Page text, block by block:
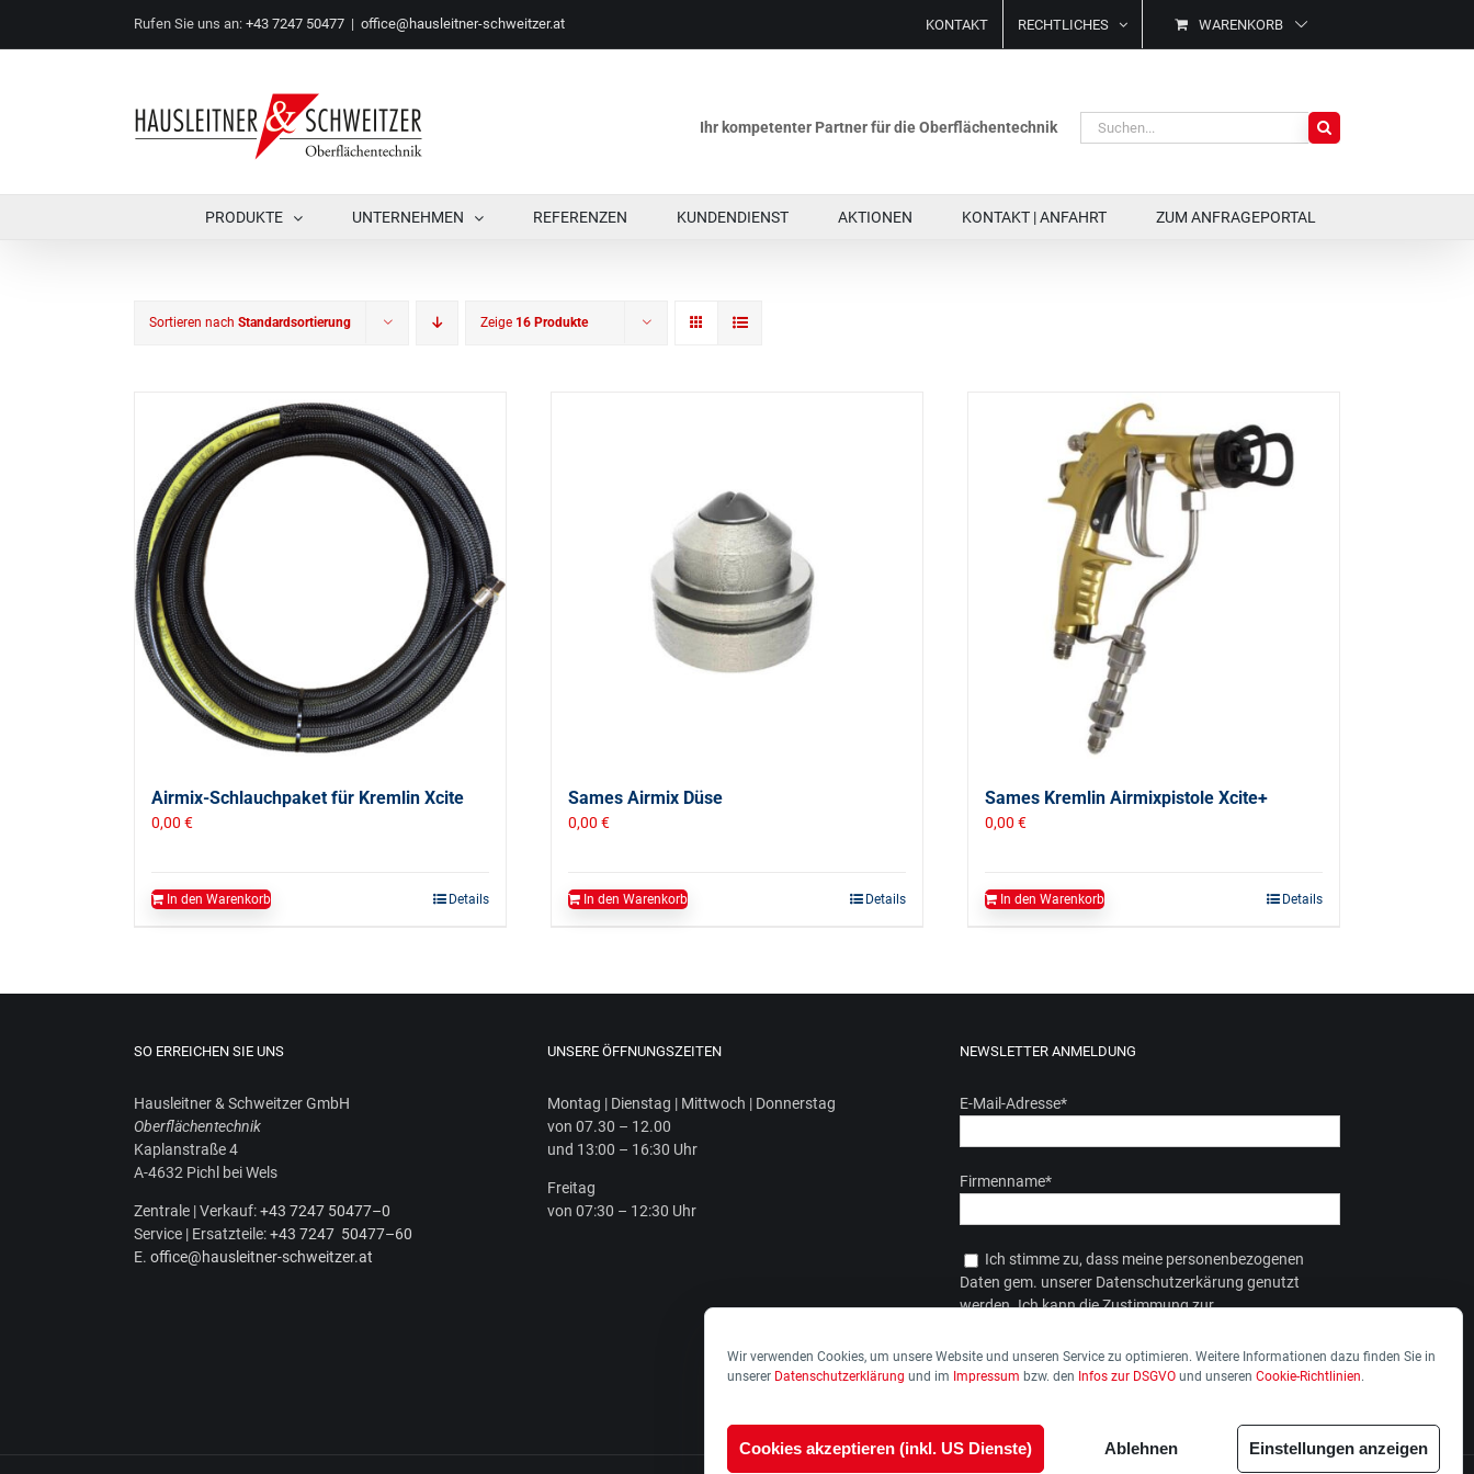
Wir verwenden Cookies, um unsere Website und unseren Service zu optimieren. Weitere Informationen dazu finden Sie in
unserer Datenschutzerklärung und im Impressum bzw. den Infos zur DSGVO und unseren Cookie-Richtlinien.
Cookies akzeptieren (inkl. US Dienste) Ablehnen Einstellungen anzeigen
Rufen Sie uns an: +43 7247 50477 | office@hausleitner-schweitzer.at KONTAKT RECHTLICHES WARENKORB
Ihr kompetenter Partner für die Oberflächentechnik
Suche
nach:
PRODUKTE UNTERNEHMEN REFERENZEN KUNDENDIENST AKTIONEN KONTAKT | ANFAHRT ZUM ANFRAGEPORTAL
Sortieren nach Standardsortierung Zeige 16 Produkte
Airmix-Schlauchpaket für Kremlin Xcite
0,00 €
In den Warenkorb Details
Sames Airmix Düse
0,00 €
In den Warenkorb Details
Sames Kremlin Airmixpistole Xcite+
0,00 €
In den Warenkorb Details
SO ERREICHEN SIE UNS
Haus­leit­ner & Schweit­zer GmbH
Ober­flä­chen­tech­nik
Kaplan­stra­ße 4
A‑4632 Pichl bei Wels
Zen­tra­le | Ver­kauf:+43 7247 50477–0
Ser­vice | Ersatz­tei­le:+43 7247 50477–60
E. office@hausleitner-schweitzer.at
UNSERE ÖFFNUNGSZEITEN
Mon­tag | Diens­tag | Mitt­woch | Donnerstag
von 07.30 – 12.00
und 13:00 – 16:30 Uhr
Frei­tag
von 07:30 – 12:30 Uhr
NEWSLETTER ANMELDUNG
E-Mail-Adresse*
Firmenname*
Ich stimme zu, dass meine personenbezogenen
Daten gem. unserer Datenschutzerkärung genutzt
werden. Ich kann die Zustimmung zur